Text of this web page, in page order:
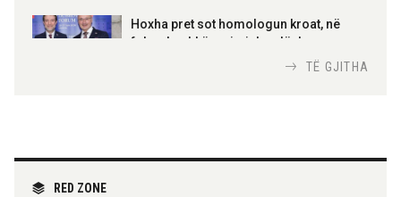
100-vjetori i themelimit të
Urdhrit të Skënderbeut
Hoxha pret sot homologun kroat, në
fokus bashkëpunimi dypalësh
partneritetit strategjik
TË GJITHA
RED ZONE